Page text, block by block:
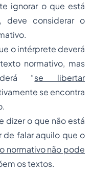
ignorar o que está
deve considerar o
o intérprete deverá
normativo, mas
“se libertar
se encontra
dizer o que não está
de falar aquilo que o
normativo não pode
os textos.